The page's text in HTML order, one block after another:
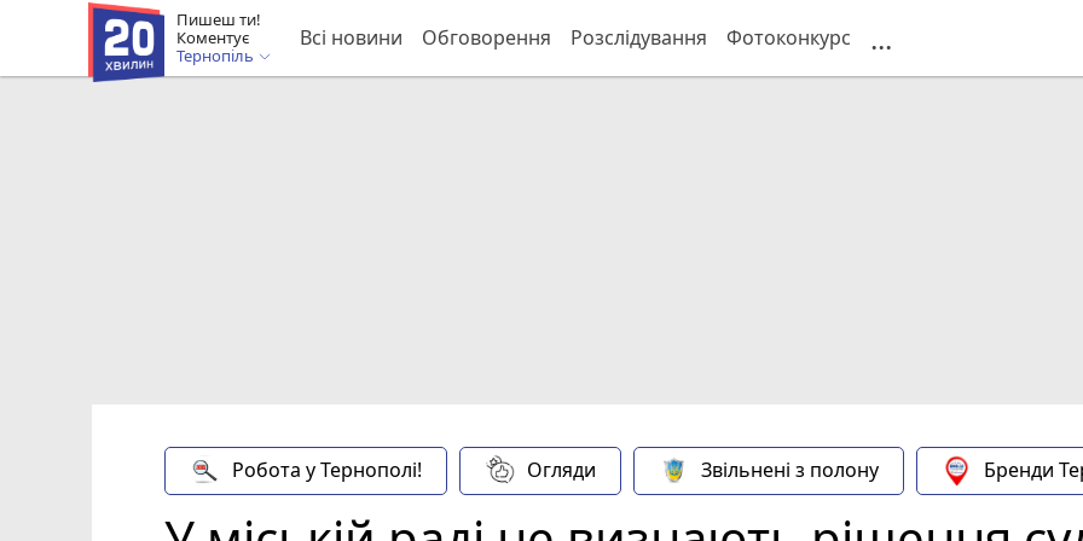
Пишеш ти!
Коментує
Тернопіль
Всі новини Обговорення Розслідування Фотоконкурс ...
Робота у Тернополі! Огляди Звільнені з полону Бренди